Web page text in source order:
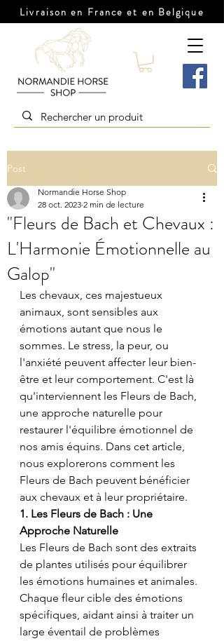
Livraison en France et en Belgique
Post
"Fleurs de Bach et Chevaux :
L'Harmonie Émotionnelle au
Galop"
Normandie Horse Shop
28 oct. 2023 2 min de lecture
Les chevaux, ces majestueux
animaux, sont sensibles aux
émotions autant que nous le
sommes. Le stress, la peur, ou
l'anxiété peuvent affecter leur bien-
être et leur comportement. C'est là
qu'interviennent les Fleurs de Bach,
une approche naturelle pour
restaurer l'équilibre émotionnel de
nos amis équins. Dans cet article,
nous explorerons comment les
Fleurs de Bach peuvent bénéficier
aux chevaux et à leur propriétaire.
1. Les Fleurs de Bach : Une
Approche Naturelle
Les Fleurs de Bach sont des extraits
de plantes utilisés pour équilibrer
les émotions humaines et animales.
Chaque fleur cible des émotions
spécifiques, aidant ainsi à traiter un
large éventail de problèmes